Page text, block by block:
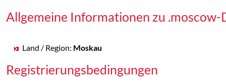
Allgemeine Informationen zu .moscow-
Land / Region: Moskau
Registrierungsbedingungen